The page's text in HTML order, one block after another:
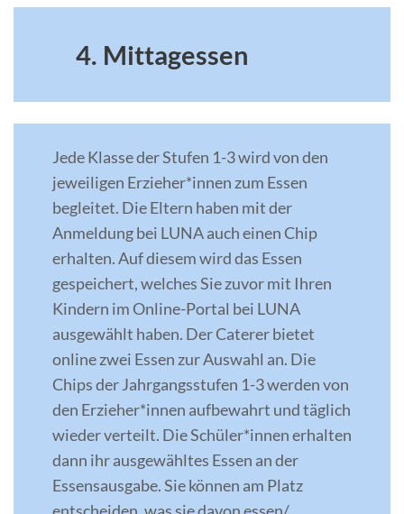
4. Mittagessen
Jede Klasse der Stufen 1-3 wird von den
jeweiligen Erzieher*innen zum Essen
begleitet. Die Eltern haben mit der
Anmeldung bei LUNA auch einen Chip
erhalten. Auf diesem wird das Essen
gespeichert, welches Sie zuvor mit Ihren
Kindern im Online-Portal bei LUNA
ausgewählt haben. Der Caterer bietet
online zwei Essen zur Auswahl an. Die
Chips der Jahrgangsstufen 1-3 werden von
den Erzieher*innen aufbewahrt und täglich
wieder verteilt. Die Schüler*innen erhalten
dann ihr ausgewähltes Essen an der
Essensausgabe. Sie können am Platz
entscheiden, was sie davon essen/